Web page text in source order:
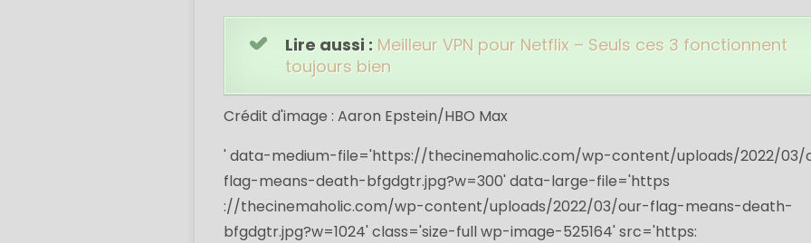
Lire aussi : Meilleur VPN pour Netflix – Seuls ces 3 fonctionnent
toujours bien
Crédit d'image : Aaron Epstein/HBO Max
' data-medium-file='https://thecinemaholic.com/wp-content/uploads/2022/03/
flag-means-death-bfgdgtr.jpg?w=300' data-large-file='https
://thecinemaholic.com/wp-content/uploads/2022/03/our-flag-means-death-
bfgdgtr.jpg?w=1024' class='size-full wp-image-525164' src='https: